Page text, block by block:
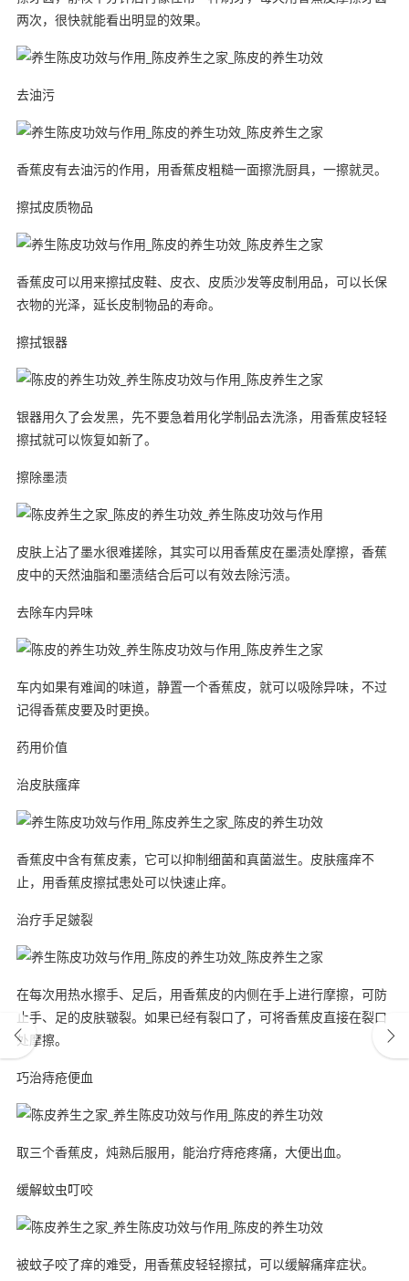
两次，很快就能看出明显的效果。
去油污
香蕉皮有去油污的作用，用香蕉皮粗糙一面擦洗厨具，一擦就灵。
擦拭皮质物品
香蕉皮可以用来擦拭皮鞋、皮衣、皮质沙发等皮制用品，可以长保
衣物的光泽，延长皮制物品的寿命。
擦拭银器
银器用久了会发黑，先不要急着用化学制品去洗涤，用香蕉皮轻轻
擦拭就可以恢复如新了。
擦除墨渍
皮肤上沾了墨水很难搓除，其实可以用香蕉皮在墨渍处摩擦，香蕉
皮中的天然油脂和墨渍结合后可以有效去除污渍。
去除车内异味
车内如果有难闻的味道，静置一个香蕉皮，就可以吸除异味，不过
记得香蕉皮要及时更换。
药用价值
治皮肤瘙痒
香蕉皮中含有蕉皮素，它可以抑制细菌和真菌滋生。皮肤瘙痒不
止，用香蕉皮擦拭患处可以快速止痒。
治疗手足皴裂
在每次用热水擦手、足后，用香蕉皮的内侧在手上进行摩擦，可防
止手、足的皮肤皲裂。如果已经有裂口了，可将香蕉皮直接在裂口
处摩擦。
巧治痔疮便血
取三个香蕉皮，炖熟后服用，能治疗痔疮疼痛，大便出血。
缓解蚊虫叮咬
被蚊子咬了痒的难受，用香蕉皮轻轻擦拭，可以缓解痛痒症状。